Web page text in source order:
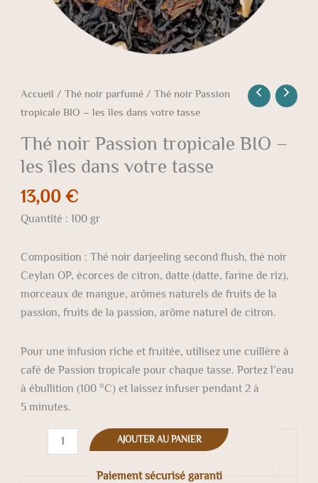
Accueil / Thé noir parfumé/ Thé noir Passion
tropicale BIO – les îles dans votre tasse
Thé noir Passion tropicale BIO –
les îles dans votre tasse
13,00 €
Quantité : 100 gr
Composition : Thé noir darjeeling second flush, thé noir
Ceylan OP, écorces de citron, datte (datte, farine de riz),
morceaux de mangue, arômes naturels de fruits de la
passion, fruits de la passion, arôme naturel de citron.
Pour une infusion riche et fruitée, utilisez une cuillère à
café de Passion tropicale pour chaque tasse. Portez l’eau
à ébullition (100 °C) et laissez infuser pendant 2 à
5 minutes.
AJOUTER AU PANIER
Paiement sécurisé garanti